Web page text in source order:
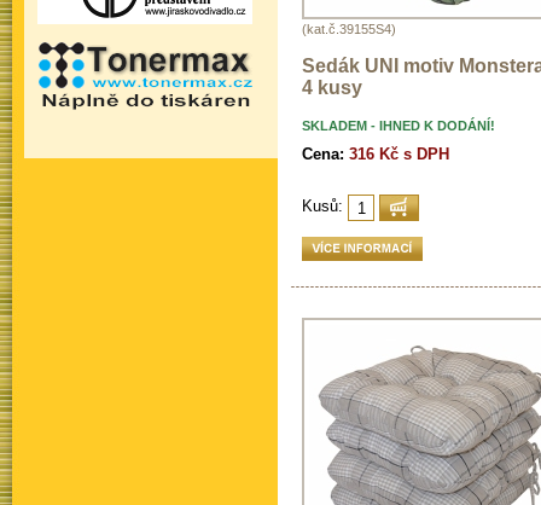
(kat.č.39155S4)
Sedák UNI motiv
4 kusy
SKLADEM - IHNED K DODÁNÍ!
Cena: 316 Kč s DPH
Kusů: